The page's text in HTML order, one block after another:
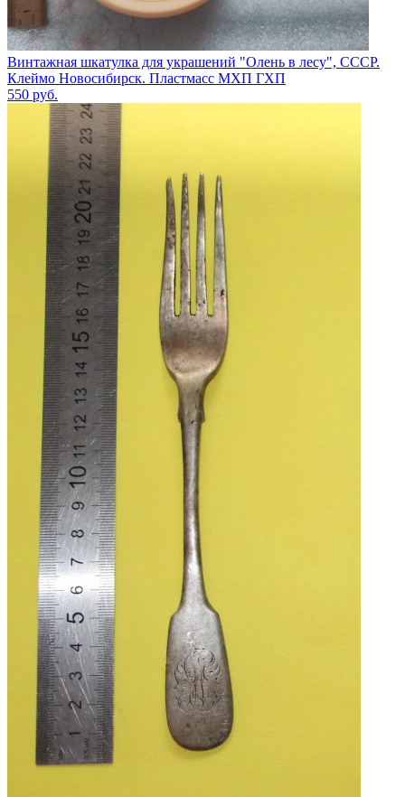
Винтажная шкатулка для украшений "Олень в лесу", СССР.
Клеймо Новосибирск. Пластмасс МХП ГХП
550 руб.